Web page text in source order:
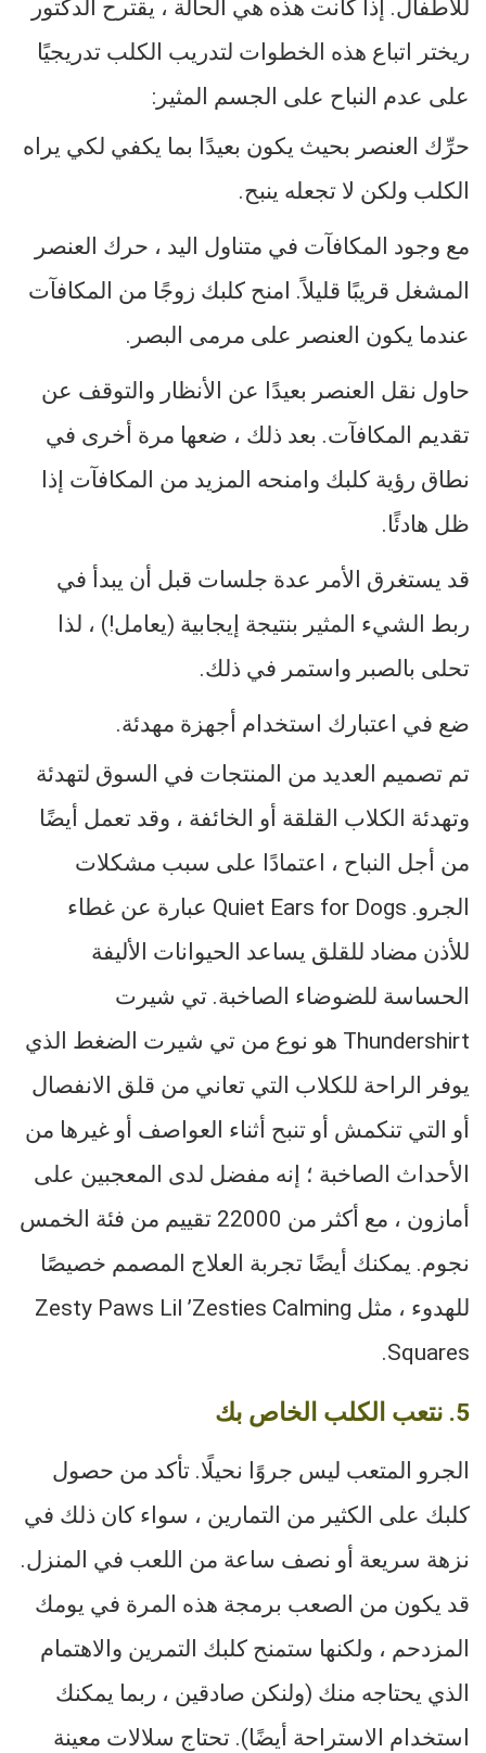
للأطفال. إذا كانت هذه هي الحالة ، يقترح الدكتور
ريختر اتباع هذه الخطوات لتدريب الكلب تدريجيًا
على عدم النباح على الجسم المثير:
حرِّك العنصر بحيث يكون بعيدًا بما يكفي لكي يراه
الكلب ولكن لا تجعله ينبح.
مع وجود المكافآت في متناول اليد ، حرك العنصر
المشغل قريبًا قليلاً. امنح كلبك زوجًا من المكافآت
عندما يكون العنصر على مرمى البصر.
حاول نقل العنصر بعيدًا عن الأنظار والتوقف عن
تقديم المكافآت. بعد ذلك ، ضعها مرة أخرى في
نطاق رؤية كلبك وامنحه المزيد من المكافآت إذا
ظل هادئًا.
قد يستغرق الأمر عدة جلسات قبل أن يبدأ في
ربط الشيء المثير بنتيجة إيجابية (يعامل!) ، لذا
تحلى بالصبر واستمر في ذلك.
ضع في اعتبارك استخدام أجهزة مهدئة.
تم تصميم العديد من المنتجات في السوق لتهدئة
وتهدئة الكلاب القلقة أو الخائفة ، وقد تعمل أيضًا
من أجل النباح ، اعتمادًا على سبب مشكلات
الجرو. Quiet Ears for Dogs عبارة عن غطاء
للأذن مضاد للقلق يساعد الحيوانات الأليفة
الحساسة للضوضاء الصاخبة. تي شيرت
Thundershirt هو نوع من تي شيرت الضغط الذي
يوفر الراحة للكلاب التي تعاني من قلق الانفصال
أو التي تنكمش أو تنبح أثناء العواصف أو غيرها من
الأحداث الصاخبة ؛ إنه مفضل لدى المعجبين على
أمازون ، مع أكثر من 22000 تقييم من فئة الخمس
نجوم. يمكنك أيضًا تجربة العلاج المصمم خصيصًا
للهدوء ، مثل Zesty Paws Lil ’Zesties Calming
Squares.
5. نتعب الكلب الخاص بك
الجرو المتعب ليس جروًا نحيلًا. تأكد من حصول
كلبك على الكثير من التمارين ، سواء كان ذلك في
نزهة سريعة أو نصف ساعة من اللعب في المنزل.
قد يكون من الصعب برمجة هذه المرة في يومك
المزدحم ، ولكنها ستمنح كلبك التمرين والاهتمام
الذي يحتاجه منك (ولنكن صادقين ، ربما يمكنك
استخدام الاستراحة أيضًا). تحتاج سلالات معينة